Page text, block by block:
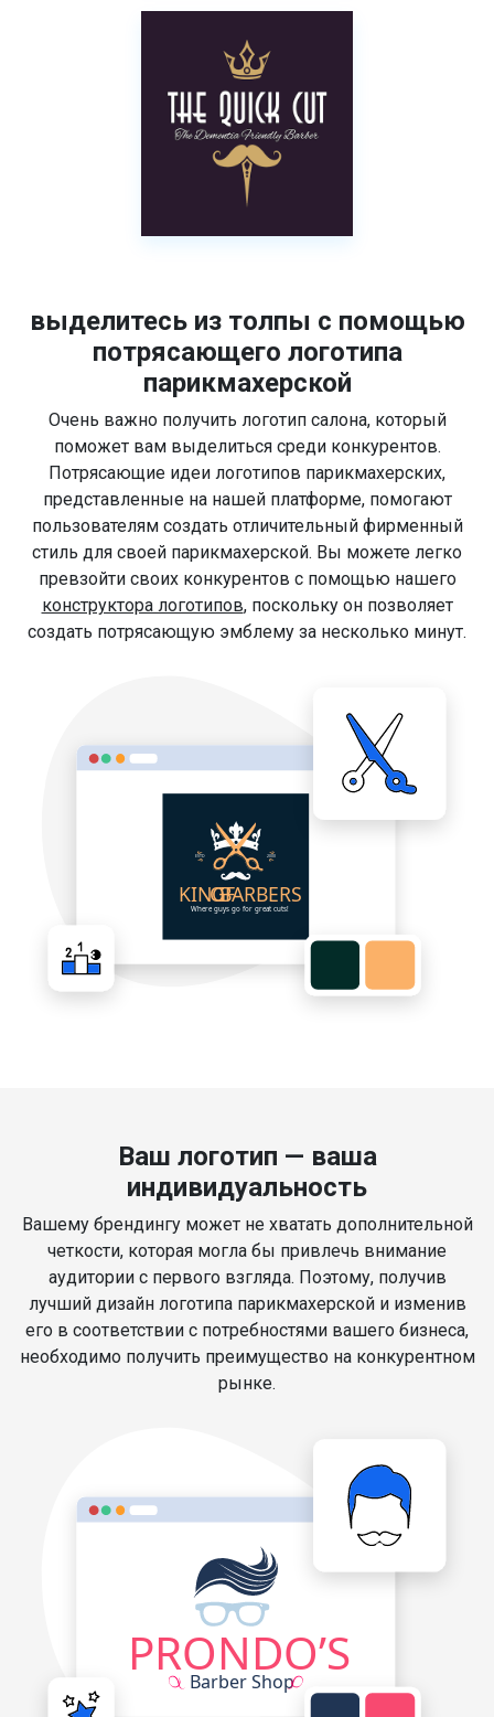
выделитесь из толпы с помощью
потрясающего логотипа
парикмахерской
Очень важно получить логотип салона, который
поможет вам выделиться среди конкурентов.
Потрясающие идеи логотипов парикмахерских,
представленные на нашей платформе, помогают
пользователям создать отличительный фирменный
стиль для своей парикмахерской. Вы можете легко
превзойти своих конкурентов с помощью нашего
конструктора логотипов, поскольку он позволяет
создать потрясающую эмблему за несколько минут.
Ваш логотип — ваша
индивидуальность
Вашему брендингу может не хватать дополнительной
четкости, которая могла бы привлечь внимание
аудитории с первого взгляда. Поэтому, получив
лучший дизайн логотипа парикмахерской и изменив
его в соответствии с потребностями вашего бизнеса,
необходимо получить преимущество на конкурентном
рынке.